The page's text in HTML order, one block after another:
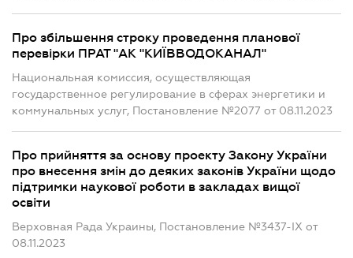
Про збільшення строку проведення планової
перевірки ПРАТ "АК "КИЇВВОДОКАНАЛ"
Национальная комиссия, осуществляющая
государственное регулирование в сферах энергетики и
коммунальных услуг, Постановление №2077 от 08.11.2023
Про прийняття за основу проекту Закону України
про внесення змін до деяких законів України щодо
підтримки наукової роботи в закладах вищої
освіти
Верховная Рада Украины, Постановление №3437-IX от
08.11.2023